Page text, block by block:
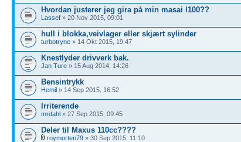
Hvordan justerer jeg gira på min masai l100??
Lassef » 20 Nov 2015, 09:01
hull i blokka,veivlager eller skjært sylinder
turbotryne » 14 Okt 2015, 19:47
Knestlyder drivverk bak.
Jan Ture » 15 Aug 2014, 14:26
Bensintrykk
Hemil » 14 Sep 2015, 16:52
Irriterende
mrdahl » 27 Sep 2015, 09:45
Deler til Maxus 110cc????
roymorten79 » 30 Sep 2015, 11:10